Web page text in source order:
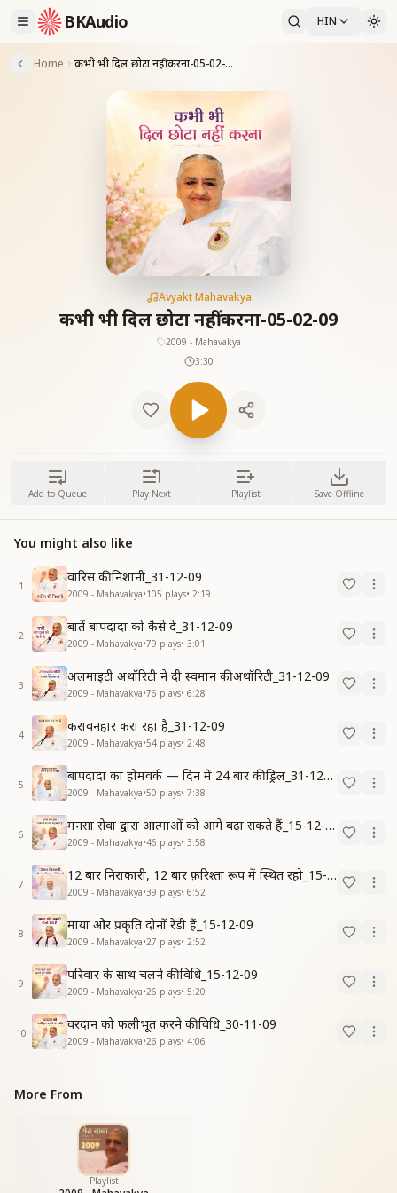
BKAudio HIN
Home कभी भी दिल छोटा नहीं करना-05-02-09
Avyakt Mahavakya
कभी भी दिल छोटा नहीं करना-05-02-09
2009 - Mahavakya
3:30
Add to Queue Play Next Playlist Save Offline
You might also like
1
वारिस की निशानी_31-12-09
2009 - Mahavakya•105 plays• 2:19
2
बातें बापदादा को कैसे दे_31-12-09
2009 - Mahavakya•79 plays• 3:01
3
अलमाइटी अथॉरिटी ने दी स्वमान की अथॉरिटी_31-12-09
2009 - Mahavakya•76 plays• 6:28
4
करावनहार करा रहा है_31-12-09
2009 - Mahavakya•54 plays• 2:48
5
बापदादा का होमवर्क — दिन में 24 बार की ड्रिल_31-12-09
2009 - Mahavakya•50 plays• 7:38
6
मनसा सेवा द्वारा आत्माओं को आगे बढ़ा सकते हैं_15-12-09
2009 - Mahavakya•46 plays• 3:58
7
12 बार निराकारी, 12 बार फ़रिश्ता रूप में स्थित रहो_15-12-09
2009 - Mahavakya•39 plays• 6:52
8
माया और प्रकृति दोनों रेडी हैं_15-12-09
2009 - Mahavakya•27 plays• 2:52
9
परिवार के साथ चलने की विधि_15-12-09
2009 - Mahavakya•26 plays• 5:20
10
वरदान को फलीभूत करने की विधि_30-11-09
2009 - Mahavakya•26 plays• 4:06
More From
Playlist